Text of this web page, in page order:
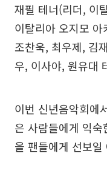
재필 테너(리더, 이
이탈리아 오지모
조찬욱, 최우제, 김
우, 이사야, 원유대
이번 신년음악회에
은 사람들에게 익
을 팬들에게 선보일